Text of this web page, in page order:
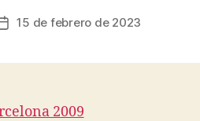
Fecha15 de febrero de 2023